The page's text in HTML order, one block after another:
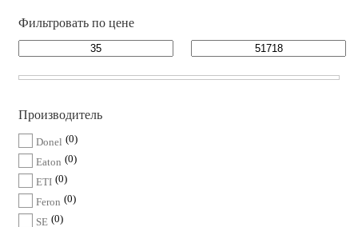
Фильтровать по цене
Производитель
Donel 0
Eaton 0
ETI 0
Feron 0
SE 0